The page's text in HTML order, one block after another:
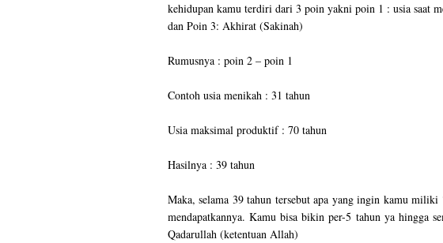
kehidupan kamu terdiri dari 3 poin yakni poin 1 : usia saat
dan Poin 3: Akhirat (Sakinah)
Rumusnya : poin 2 – poin 1
Contoh usia menikah : 31 tahun
Usia maksimal produktif : 70 tahun
Hasilnya : 39 tahun
Maka, selama 39 tahun tersebut apa yang ingin kamu miliki
mendapatkannya. Kamu bisa bikin per-5 tahun ya hingga
Qadarullah (ketentuan Allah)